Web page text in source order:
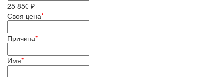
25 850 ₽
Своя цена*
Причина*
Имя*